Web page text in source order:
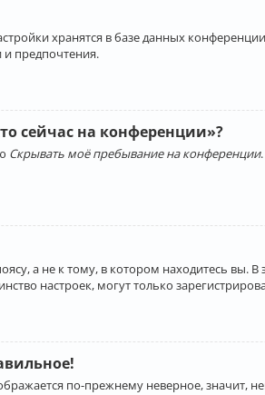
хранятся в базе данных
и предпочтения.
сейчас на конференции»?
Скрывать моё пребывание на конференции
а не к тому, в котором находитесь вы.
настроек, могут только
по-прежнему неверное, значит,